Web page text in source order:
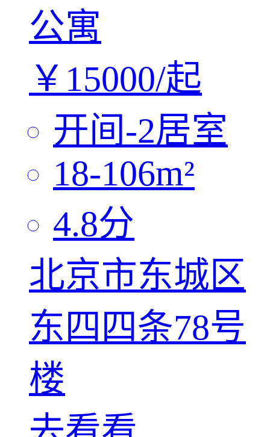
公寓
￥ 15000/起
开间-2居室
18-106m²
4.8分
北京市东城区
东四四条78号
楼